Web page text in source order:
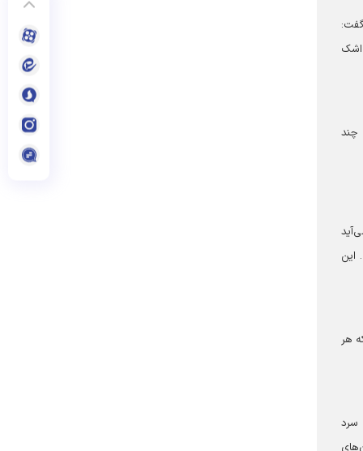
اما حالا ۱۲۰ شب است که اشک
چند
دستم برمی‌آید
این
دارد، اما حالا ۱۲۰ شب است که هر
سرد